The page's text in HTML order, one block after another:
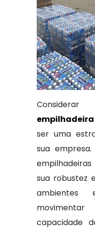
ser uma
sua
sua robustez
ambientes
capacidade